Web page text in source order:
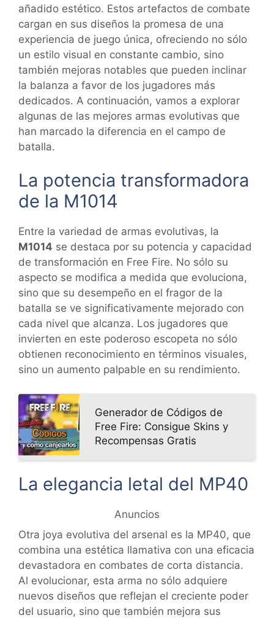
añadido estético. Estos artefactos de combate
cargan en sus diseños la promesa de una
experiencia de juego única, ofreciendo no sólo
un estilo visual en constante cambio, sino
también mejoras notables que pueden inclinar
la balanza a favor de los jugadores más
dedicados. A continuación, vamos a explorar
algunas de las mejores armas evolutivas que
han marcado la diferencia en el campo de
batalla.
La potencia transformadora
de la M1014
Entre la variedad de armas evolutivas, la
M1014 se destaca por su potencia y capacidad
de transformación en Free Fire. No sólo su
aspecto se modifica a medida que evoluciona,
sino que su desempeño en el fragor de la
batalla se ve significativamente mejorado con
cada nivel que alcanza. Los jugadores que
invierten en este poderoso escopeta no sólo
obtienen reconocimiento en términos visuales,
sino un aumento palpable en su rendimiento.
Generador de Códigos de
Free Fire: Consigue Skins y
Recompensas Gratis
La elegancia letal del MP40
Anuncios
Otra joya evolutiva del arsenal es la MP40, que
combina una estética llamativa con una eficacia
devastadora en combates de corta distancia.
Al evolucionar, esta arma no sólo adquiere
nuevos diseños que reflejan el creciente poder
del usuario, sino que también mejora sus